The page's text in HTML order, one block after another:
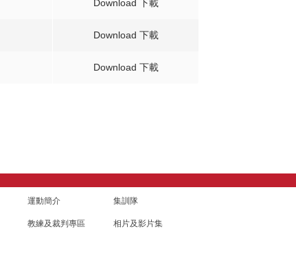
Download 下載
Download 下載
Download 下載
運動簡介 集訓隊
教練及裁判專區 相片及影片集